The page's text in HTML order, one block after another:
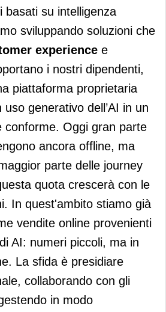
basati su intelligenza
sviluppando soluzioni che
experience e
i nostri dipendenti,
piattaforma proprietaria
generativo dell’AI in un
conforme. Oggi gran parte
ancora offline, ma
parte delle journey
quota crescerà con le
In quest'ambito stiamo già
vendite online provenienti
AI: numeri piccoli, ma in
La sfida è presidiare
collaborando con gli
in modo